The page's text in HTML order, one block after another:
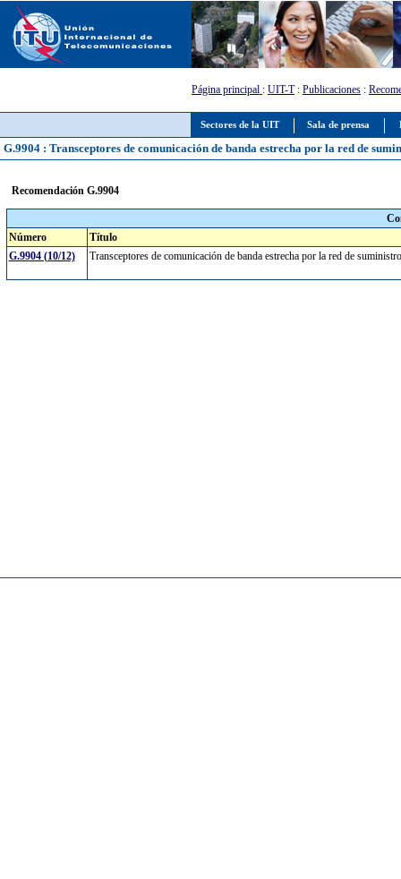
Sectores de la UIT Sala de prensa
Página principal : UIT-T: Publicaciones :
G.9904 : Transceptores de comunicación de banda estrecha por la red de
Recomendación G.9904
Número
Título
G.9904 (10/12)
Transceptores de comunicación de banda estrecha por la red de